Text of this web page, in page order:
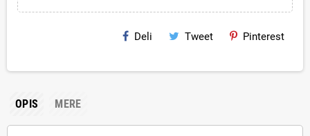
Deli Tweet Pinterest
OPIS MERE